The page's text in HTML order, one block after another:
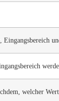
Eingangsbereich
welcher